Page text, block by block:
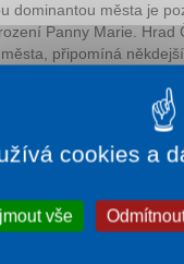
dominantou města je
Panny Marie. Hrad
připomíná
nejen pro obyvatele
z jiných zemí,
cookies a
vše